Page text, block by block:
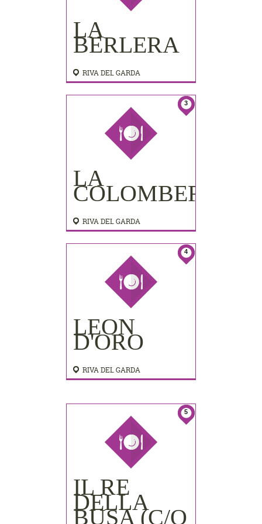
LA
BERLERA
RIVA DEL GARDA
3
LA
COLOMBERA
RIVA DEL GARDA
4
LEON
D'ORO
RIVA DEL GARDA
5
IL RE
DELLA
BUSA (C/O